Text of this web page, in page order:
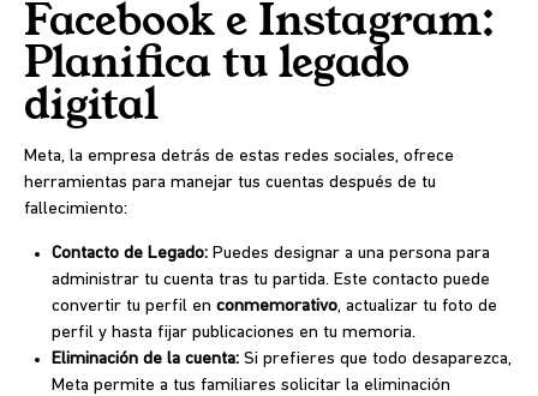
Facebook e Instagram:
Planifica tu legado
digital
Meta, la empresa detrás de estas redes sociales, ofrece
herramientas para manejar tus cuentas después de tu
fallecimiento:
Contacto de Legado:Puedes designar a una persona para
administrar tu cuenta tras tu partida. Este contacto puede
convertir tu perfil en conmemorativo, actualizar tu foto de
perfil y hasta fijar publicaciones en tu memoria.
Eliminación de la cuenta:Si prefieres que todo desaparezca,
Meta permite a tus familiares solicitar la eliminación